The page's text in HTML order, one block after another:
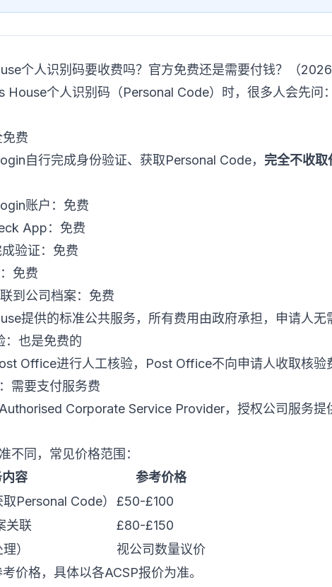
个人识别码要收费吗？官方免费还是需要付钱？（2026
House个人识别码（Personal Code）时，很多人会先问
费
自行完成身份验证、获取Personal Code， 完全不收取
账户：免费
App：免费
验证：免费
免费
到公司档案：免费
提供的标准公共服务，所有费用由政府承担，申请人无
也是免费的
Office进行人工核验，Post Office不向申请人收取核验
需要支付服务费
Corporate Service Provider，授权公司服务提
不同，常见价格范围：
容
参考价格
Personal Code） £50-£100
关联
£80-£150
）
视公司数量议价
价格，具体以各ACSP报价为准。